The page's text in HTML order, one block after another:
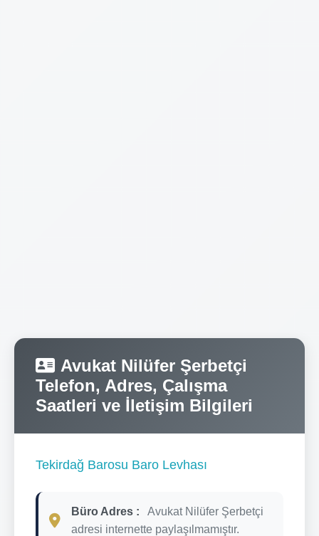
Avukat Nilüfer Şerbetçi
Telefon, Adres, Çalışma
Saatleri ve İletişim Bilgileri
Tekirdağ Barosu Baro Levhası
Büro Adres :
Avukat Nilüfer Şerbetçi
adresi internette paylaşılmamıştır.